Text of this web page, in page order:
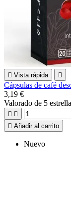
 Vista rápida 
Cápsulas de café
3,19 €
Valorado de 5
 
 Añadir al carrito
Nuevo